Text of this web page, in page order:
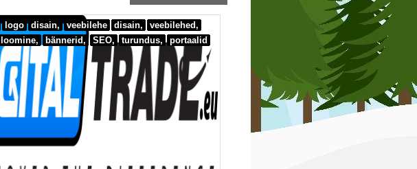
logo disain, veebilehe disain,
veebilehed,
loomine, bännerid, SEO, turundus, portaalid